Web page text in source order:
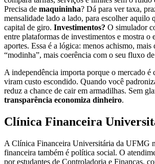
Precisa de maquininha? Dá para ver taxa,
mensalidade lado a lado, para escolher aquilo
capital de giro. Investimentos? O simulador
entre plataformas de investimentos e mostra o
aportes. Essa é a lógica: menos achismo, mais
“modinha”, mais coerência com o seu fluxo
A independência importa porque o mercado é
viram custo escondido. Quando você
reduz a chance de cair em armadilhas. Sem
transparência economiza dinheiro.
Clínica Financeira
A Clínica Financeira Universitária da UFMG
financeira também é política social. O
por estudantes de Controladoria e Finanças,